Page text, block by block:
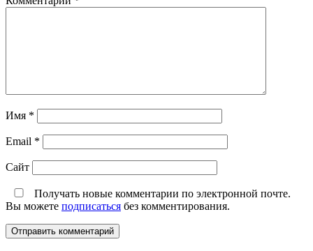
Имя *
Email *
Сайт
Получать новые комментарии по электронной почте.
Вы можете подписаться без комментирования.